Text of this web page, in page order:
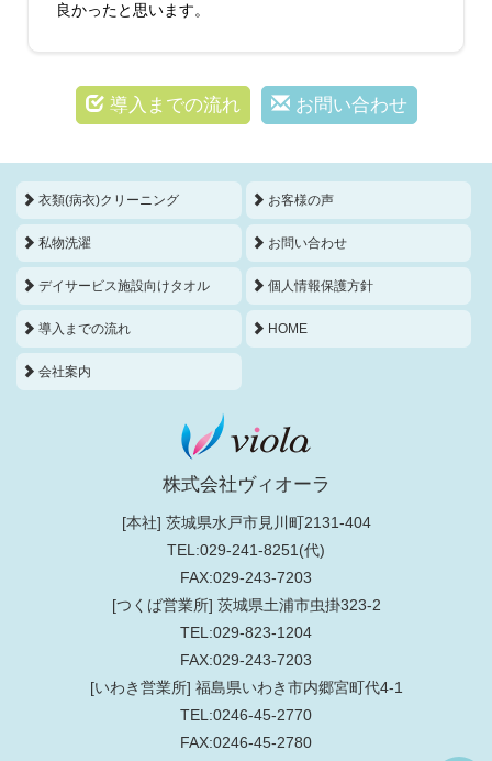
良かったと思います。
導入までの流れ お問い合わせ
衣類(病衣)クリーニング
私物洗濯
デイサービス施設向けタオル
導入までの流れ
会社案内
お客様の声
お問い合わせ
個人情報保護方針
HOME
株式会社ヴィオーラ
[本社] 茨城県水戸市見川町2131-404
TEL:029-241-8251(代)
FAX:029-243-7203
[つくば営業所] 茨城県土浦市虫掛323-2
TEL:029-823-1204
FAX:029-243-7203
[いわき営業所] 福島県いわき市内郷宮町代4-1
TEL:0246-45-2770
FAX:0246-45-2780